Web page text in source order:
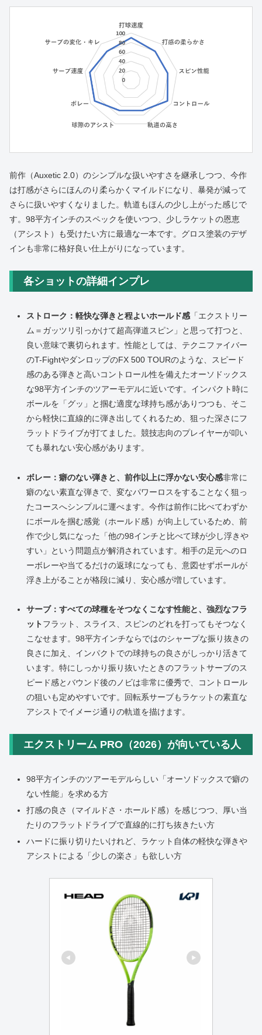
前作（Auxetic 2.0）のシンプルな扱いやすさを継承しつつ、今作
は打感がさらにほんのり柔らかくマイルドになり、暴発が減って
さらに扱いやすくなりました。軌道もほんの少し上がった感じで
す。98平方インチのスペックを使いつつ、少しラケットの恩恵
（アシスト）も受けたい方に最適な一本です。グロス塗装のデザ
インも非常に格好良い仕上がりになっています。
各ショットの詳細インプレ
ストローク：軽快な弾きと程よいホールド感「エクストリー
ム＝ガッツリ引っかけて超高弾道スピン」と思って打つと、
良い意味で裏切られます。性能としては、テクニファイバー
のT-FightやダンロップのFX 500 TOURのような、スピード
感のある弾きと高いコントロール性を備えたオーソドックス
な98平方インチのツアーモデルに近いです。インパクト時に
ボールを「グッ」と掴む適度な球持ち感がありつつも、そこ
から軽快に直線的に弾き出してくれるため、狙った深さにフ
ラットドライブが打てました。競技志向のプレイヤーが叩い
ても暴れない安心感があります。
ボレー：癖のない弾きと、前作以上に浮かない安心感非常に
癖のない素直な弾きで、変なパワーロスをすることなく狙っ
たコースへシンプルに運べます。今作は前作に比べてわずか
にボールを掴む感覚（ホールド感）が向上しているため、前
作で少し気になった「他の98インチと比べて球が少し浮きや
すい」という問題点が解消されています。相手の足元へのロ
ーボレーや当てるだけの返球になっても、意図せずボールが
浮き上がることが格段に減り、安心感が増しています。
サーブ：すべての球種をそつなくこなす性能と、強烈なフラ
ットフラット、スライス、スピンのどれを打ってもそつなく
こなせます。98平方インチならではのシャープな振り抜きの
良さに加え、インパクトでの球持ちの良さがしっかり活きて
います。特にしっかり振り抜いたときのフラットサーブのス
ピード感とバウンド後のノビは非常に優秀で、コントロール
の狙いも定めやすいです。回転系サーブもラケットの素直な
アシストでイメージ通りの軌道を描けます。
エクストリーム PRO（2026）が向いている人
98平方インチのツアーモデルらしい「オーソドックスで癖の
ない性能」を求める方
打感の良さ（マイルドさ・ホールド感）を感じつつ、厚い当
たりのフラットドライブで直線的に打ち抜きたい方
ハードに振り切りたいけれど、ラケット自体の軽快な弾きや
アシストによる「少しの楽さ」も欲しい方